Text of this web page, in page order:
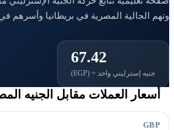
وتهم الجالية المصرية في بريطانيا وأسرهم
67.42
جنيه إسترليني واحد = (EGP)
أسعار العملات مقابل الجنيه
GBP